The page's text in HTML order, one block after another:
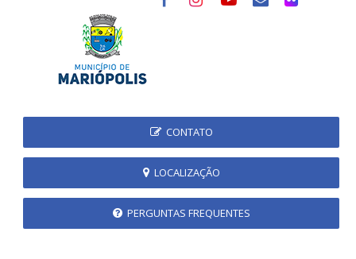
CONTATO
LOCALIZAÇÃO
PERGUNTAS FREQUENTES